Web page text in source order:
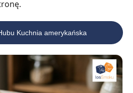
Kuchnia amerykańska